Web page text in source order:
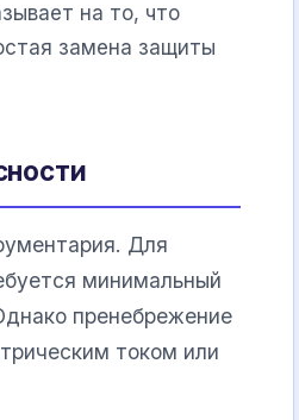
на то, что
замена защиты
Для
минимальный
пренебрежение
током или